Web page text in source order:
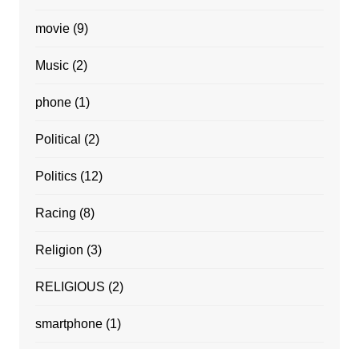
movie(9)
Music(2)
phone(1)
Political (2)
Politics(12)
Racing (8)
Religion (3)
RELIGIOUS (2)
smartphone(1)